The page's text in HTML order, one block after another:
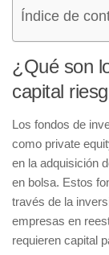
Índice de
¿Qué son
capital
Los fondos de
como private
en la adquisición
en bolsa. Estos
través de la
empresas en
requieren capital